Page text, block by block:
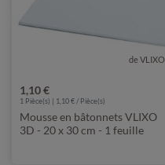
de VLIXO
1,10 €
1 Pièce(s) | 1,10 € / Pièce(s)
Mousse en bâtonnets VLIXO
3D - 20 x 30 cm - 1 feuille